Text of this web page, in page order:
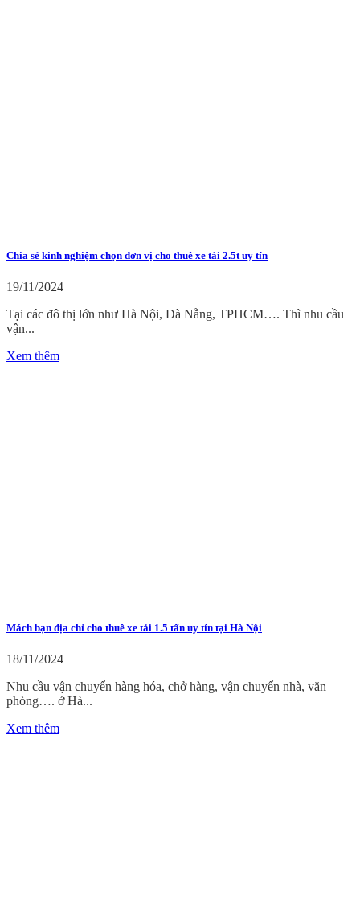
Chia sẻ kinh nghiệm chọn đơn vị cho thuê xe tải 2.5t uy tín
19/11/2024
Tại các đô thị lớn như Hà Nội, Đà Nẵng, TPHCM…. Thì nhu cầu
vận...
Xem thêm
Mách bạn địa chỉ cho thuê xe tải 1.5 tấn uy tín tại Hà Nội
18/11/2024
Nhu cầu vận chuyển hàng hóa, chở hàng, vận chuyển nhà, văn
phòng…. ở Hà...
Xem thêm